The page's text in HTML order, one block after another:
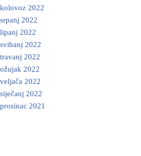
kolovoz 2022
srpanj 2022
lipanj 2022
svibanj 2022
travanj 2022
ožujak 2022
veljača 2022
siječanj 2022
prosinac 2021